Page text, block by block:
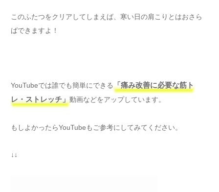
このふたつをクリアしてしまえば、寒い日の肩こりとはおさら
ばできますよ！
YouTubeでは誰でも簡単にできる「痛み改善に必要な筋ト
レ・ストレッチ」動画などをアップしています。
もしよかったらYouTubeもご参考にしてみてください。
↓↓